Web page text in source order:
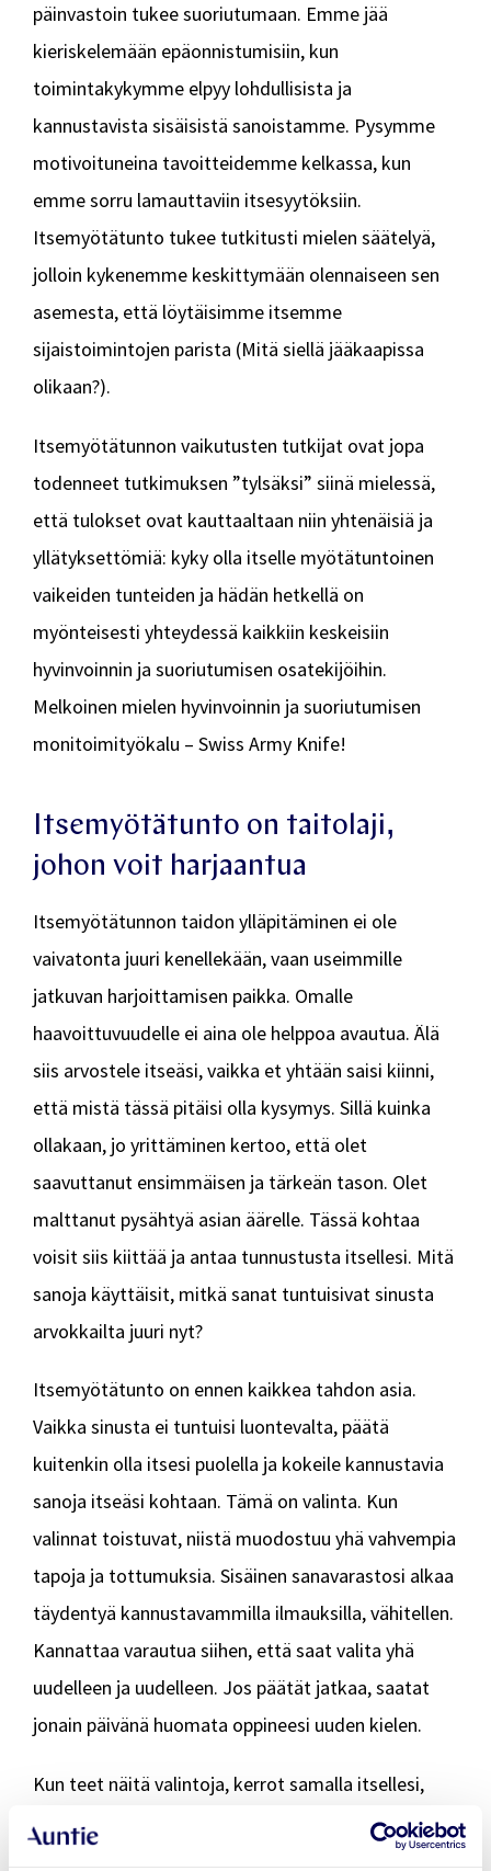
päinvastoin tukee suoriutumaan. Emme jää
kieriskelemään epäonnistumisiin, kun
toimintakykymme elpyy lohdullisista ja
kannustavista sisäisistä sanoistamme. Pysymme
motivoituneina tavoitteidemme kelkassa, kun
emme sorru lamauttaviin itsesyytöksiin.
Itsemyötätunto tukee tutkitusti mielen säätelyä,
jolloin kykenemme keskittymään olennaiseen sen
asemesta, että löytäisimme itsemme
sijaistoimintojen parista (Mitä siellä jääkaapissa
olikaan?).
Itsemyötätunnon vaikutusten tutkijat ovat jopa
todenneet tutkimuksen ”tylsäksi” siinä mielessä,
että tulokset ovat kauttaaltaan niin yhtenäisiä ja
yllätyksettömiä: kyky olla itselle myötätuntoinen
vaikeiden tunteiden ja hädän hetkellä on
myönteisesti yhteydessä kaikkiin keskeisiin
hyvinvoinnin ja suoriutumisen osatekijöihin.
Melkoinen mielen hyvinvoinnin ja suoriutumisen
monitoimityökalu – Swiss Army Knife!
Itsemyötätunto on taitolaji,
johon voit harjaantua
Itsemyötätunnon taidon ylläpitäminen ei ole
vaivatonta juuri kenellekään, vaan useimmille
jatkuvan harjoittamisen paikka. Omalle
haavoittuvuudelle ei aina ole helppoa avautua. Älä
siis arvostele itseäsi, vaikka et yhtään saisi kiinni,
että mistä tässä pitäisi olla kysymys. Sillä kuinka
ollakaan, jo yrittäminen kertoo, että olet
saavuttanut ensimmäisen ja tärkeän tason. Olet
malttanut pysähtyä asian äärelle. Tässä kohtaa
voisit siis kiittää ja antaa tunnustusta itsellesi. Mitä
sanoja käyttäisit, mitkä sanat tuntuisivat sinusta
arvokkailta juuri nyt?
Itsemyötätunto on ennen kaikkea tahdon asia.
Vaikka sinusta ei tuntuisi luontevalta, päätä
kuitenkin olla itsesi puolella ja kokeile kannustavia
sanoja itseäsi kohtaan. Tämä on valinta. Kun
valinnat toistuvat, niistä muodostuu yhä vahvempia
tapoja ja tottumuksia. Sisäinen sanavarastosi alkaa
täydentyä kannustavammilla ilmauksilla, vähitellen.
Kannattaa varautua siihen, että saat valita yhä
uudelleen ja uudelleen. Jos päätät jatkaa, saatat
jonain päivänä huomata oppineesi uuden kielen.
Kun teet näitä valintoja, kerrot samalla itsellesi,
että sinä olet tärkeä. Kun päätät tahtoa uusia
kannustavampia ilmauksia elämääsi, valitset joka